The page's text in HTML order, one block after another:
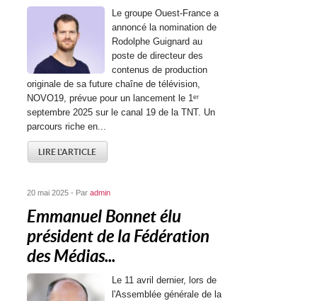
Le groupe Ouest-France a
annoncé la nomination de
Rodolphe Guignard au
poste de directeur des
contenus de production
originale de sa future chaîne de télévision,
NOVO19, prévue pour un lancement le 1ᵉʳ
septembre 2025 sur le canal 19 de la TNT. Un
parcours riche en...
LIRE L'ARTICLE
20 mai 2025 - Paradmin
Emmanuel Bonnet élu
président de la Fédération
des Médias...
Le 11 avril dernier, lors de
l'Assemblée générale de la